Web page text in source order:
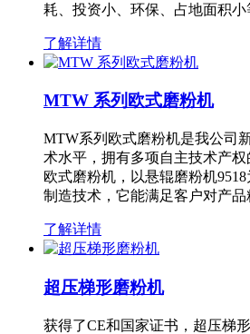
耗、投资小、环保、占地面积
了解详情
MTW 系列欧式磨粉机
MTW系列欧式磨粉机是我公司
术水平，拥有多项自主技术产
欧式磨粉机，以悬辊磨粉机
制造技术，它能满足客户对产
了解详情
超压梯形磨粉机
获得了CE和国家证书，超压梯